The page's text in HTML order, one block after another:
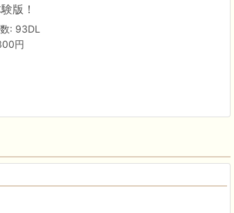
版！
: 93DL
円